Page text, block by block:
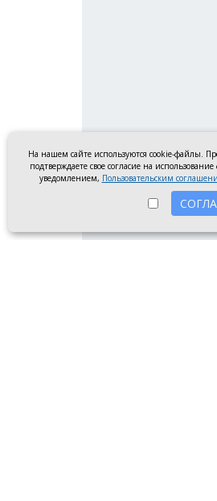
На нашем сайте используются cookie-файлы.
подтверждаете свое согласие на
уведомлением, Пользовательским